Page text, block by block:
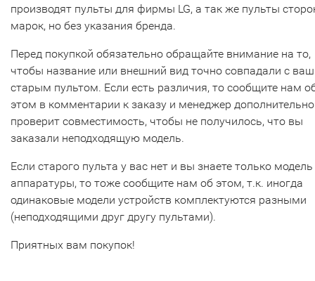
производят пульты для фирмы LG, а так же пульты
марок, но без указания бренда.
Перед покупкой обязательно обращайте внимание на то,
чтобы название или внешний вид точно совпадали с
старым пультом. Если есть различия, то сообщите нам
этом в комментарии к заказу и менеджер дополнительно
проверит совместимость, чтобы не получилось, что вы
заказали неподходящую модель.
Если старого пульта у вас нет и вы знаете только модель
аппаратуры, то тоже сообщите нам об этом, т.к. иногда
одинаковые модели устройств комплектуются разными
(неподходящими друг другу пультами).
Приятных вам покупок!